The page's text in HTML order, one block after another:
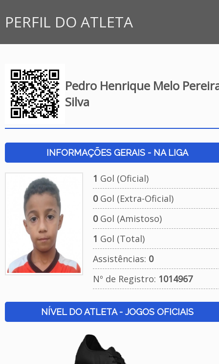
PERFIL DO ATLETA
Pedro Henrique Melo
Silva
INFORMAÇÕES GERAIS - NA LIGA
1 Gol (Oficial)
0Gol (Extra-Oficial)
0Gol (Amistoso)
1 Gol (Total)
Assistências: 0
Nº de Registro: 1014967
NÍVEL DO ATLETA - JOGOS OFICIAIS